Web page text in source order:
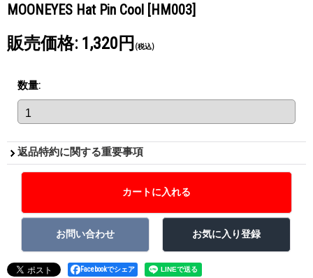
MOONEYES Hat Pin Cool [HM003]
販売価格: 1,320円 (税込)
数量:
返品特約に関する重要事項
Facebookでシェア